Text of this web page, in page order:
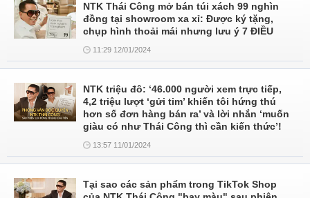
NTK Thái Công mở bán túi xách 99 nghìn
đồng tại showroom xa xỉ: Được ký tặng,
chụp hình thoải mái nhưng lưu ý 7 ĐIỀU
11:29 12/01/2024
NTK triệu đô: ‘46.000 người xem trực tiếp,
4,2 triệu lượt ‘gửi tim’ khiến tôi hứng thú
hơn số đơn hàng bán ra’ và lời nhắn ‘muốn
giàu có như Thái Công thì cần kiến thức’!
13:57 11/01/2024
Tại sao các sản phẩm trong TikTok Shop